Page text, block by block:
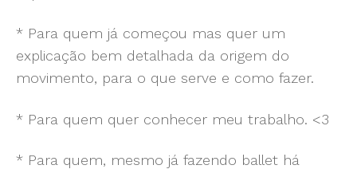
* Para quem já começou mas quer um
explicação bem detalhada da origem do
movimento, para o que serve e como fazer.
* Para quem quer conhecer meu trabalho. <3
* Para quem, mesmo já fazendo ballet há